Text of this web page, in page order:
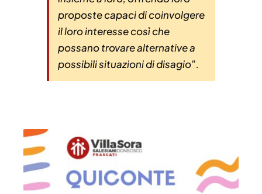
proposte capaci di coinvolgere
il loro interesse così che
possano trovare alternative a
possibili situazioni di disagio”.